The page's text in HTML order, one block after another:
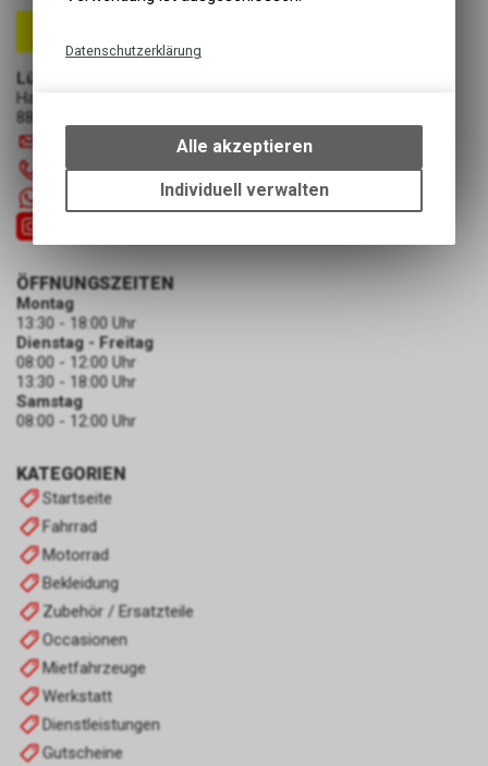
Lüscher Motor- & Bike World
Hauptstrasse 29a
8867 Niederurnen
055 610 31 31
KATEGORIEN
Startseite
Fahrrad
Motorrad
Bekleidung
Zubehör / Ersatzteile
Occasionen
Mietfahrzeuge
Werkstatt
Dienstleistungen
Gutscheine
ÖFFNUNGSZEITEN
Montag
13:30 - 18:00 Uhr
Dienstag - Freitag
08:00 - 12:00 Uhr
13:30 - 18:00 Uhr
Samstag
08:00 - 12:00 Uhr
Datenschutzerklärung
bestimmte Interaktionen und
Einstellungen auf Ihrem Gerät,
um die grundlegenden
Funktionen unseres Online-
Alle akzeptieren
Individuell verwalten